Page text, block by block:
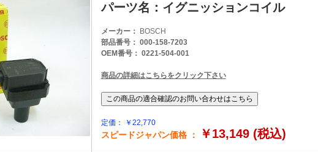
パーツ名：イグニッションコイル
メーカー：
BOSCH
部品番号： 000-158-7203
OEM番号： 0221-504-001
商品の詳細はこちらをクリック下さい
定価： ￥22,770
スピードジャパン価格 ： ￥13,149 (税込)